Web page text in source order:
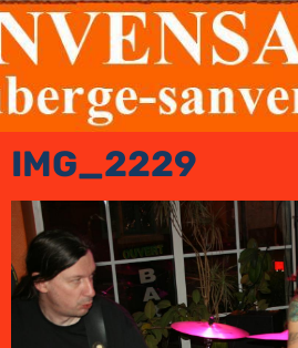
IMG_2229